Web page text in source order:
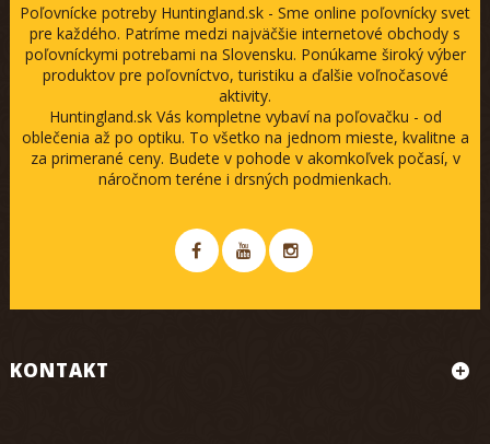
Poľovnícke potreby Huntingland.sk - Sme online poľovnícky svet
pre každého. Patríme medzi najväčšie internetové obchody s
poľovníckymi potrebami na Slovensku. Ponúkame široký výber
produktov pre poľovníctvo, turistiku a ďalšie voľnočasové
aktivity.
Huntingland.sk Vás kompletne vybaví na poľovačku - od
oblečenia až po optiku. To všetko na jednom mieste, kvalitne a
za primerané ceny. Budete v pohode v akomkoľvek počasí, v
náročnom teréne i drsných podmienkach.
KONTAKT